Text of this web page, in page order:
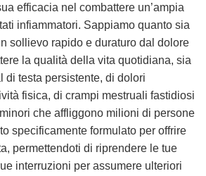
efficacia nel combattere un’ampia
infiammatori. Sappiamo quanto sia
sollievo rapido e duraturo dal dolore
la qualità della vita quotidiana, sia
di testa persistente, di dolori
fisica, di crampi mestruali fastidiosi
che affliggono milioni di persone
specificamente formulato per offrire
permettendoti di riprendere le tue
interruzioni per assumere ulteriori